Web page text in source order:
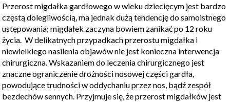
Przerost migdałka gardłowego w wieku dziecięcym jest bardzo
częstą dolegliwością, ma jednak dużą tendencję do samoistnego
ustępowania; migdałek zaczyna bowiem zanikać po 12 roku
życia. W delikatnych przypadkach przerostu migdałka i
niewielkiego nasilenia objawów nie jest konieczna interwencja
chirurgiczna. Wskazaniem do leczenia chirurgicznego jest
znaczne ograniczenie drożności nosowej części gardła,
powodujące trudności w oddychaniu przez nos, bądź zespół
bezdechów sennych. Przyjmuje się, że przerost migdałków jest